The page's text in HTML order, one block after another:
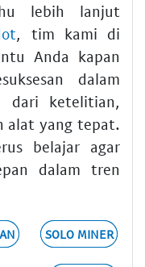
lebih lanjut
, tim kami di
Anda kapan
dalam
dari ketelitian,
alat yang tepat.
belajar agar
dalam tren
SOLO MINER